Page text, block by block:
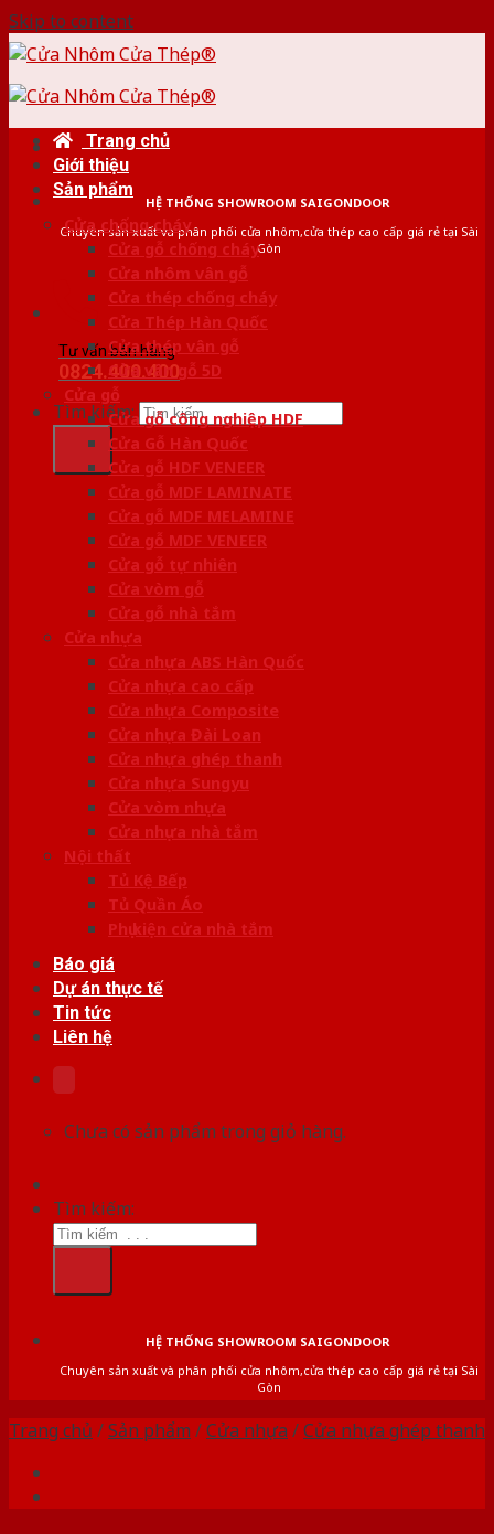
Skip to content
HỆ THỐNG SHOWROOM SAIGONDOOR
Chuyên sản xuất và phân phối cửa nhôm,cửa thép cao cấp giá rẻ tại Sài
Gòn
Tư vấn bán hàng
0824.400.400
Tìm kiếm:
Trang chủ
Giới thiệu
Sản phẩm
Cửa chống cháy
Cửa gỗ chống cháy
Cửa nhôm vân gỗ
Cửa thép chống cháy
Cửa Thép Hàn Quốc
Cửa thép vân gỗ
Cửa vân gỗ 5D
Cửa gỗ
Cửa gỗ công nghiệp HDF
Cửa Gỗ Hàn Quốc
Cửa gỗ HDF VENEER
Cửa gỗ MDF LAMINATE
Cửa gỗ MDF MELAMINE
Cửa gỗ MDF VENEER
Cửa gỗ tự nhiên
Cửa vòm gỗ
Cửa gỗ nhà tắm
Cửa nhựa
Cửa nhựa ABS Hàn Quốc
Cửa nhựa cao cấp
Cửa nhựa Composite
Cửa nhựa Đài Loan
Cửa nhựa ghép thanh
Cửa nhựa Sungyu
Cửa vòm nhựa
Cửa nhựa nhà tắm
Nội thất
Tủ Kệ Bếp
Tủ Quần Áo
Phụ kiện cửa nhà tắm
Báo giá
Dự án thực tế
Tin tức
Liên hệ
Chưa có sản phẩm trong giỏ hàng.
Tìm kiếm:
HỆ THỐNG SHOWROOM SAIGONDOOR
Chuyên sản xuất và phân phối cửa nhôm,cửa thép cao cấp giá rẻ tại Sài
Gòn
Trang chủ /Sản phẩm /Cửa nhựa /Cửa nhựa ghép thanh